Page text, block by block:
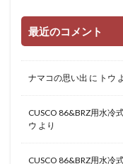
最近のコメント
ナマコの思い出 に トウ
CUSCO 86&BRZ用水冷
ウ より
CUSCO 86&BRZ用水冷